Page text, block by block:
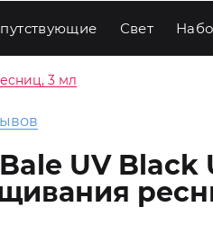
Свет
3 мл
UV